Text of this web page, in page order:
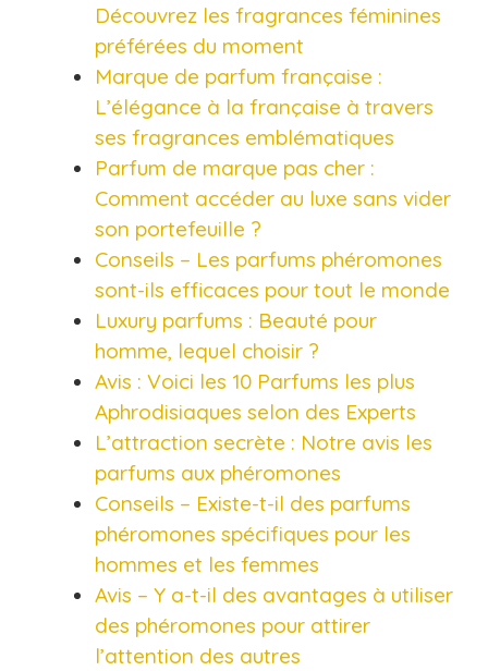
Découvrez les fragrances féminines
préférées du moment​
Marque de parfum française :
L’élégance à la française à travers
ses fragrances emblématiques​
Parfum de marque pas cher :
Comment accéder au luxe sans vider
son portefeuille ?​
Conseils – Les parfums phéromones
sont-ils efficaces pour tout le monde
Luxury parfums : Beauté pour
homme, lequel choisir ?
Avis : Voici les 10 Parfums les plus
Aphrodisiaques selon des Experts
L’attraction secrète : Notre avis les
parfums aux phéromones
Conseils – Existe-t-il des parfums
phéromones spécifiques pour les
hommes et les femmes
Avis – Y a-t-il des avantages à utiliser
des phéromones pour attirer
l’attention des autres